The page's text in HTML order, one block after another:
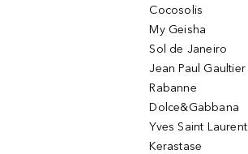
Cocosolis
My Geisha
Sol de Janeiro
Jean Paul Gaultier
Rabanne
Dolce&Gabbana
Yves Saint Laurent
Kerastase